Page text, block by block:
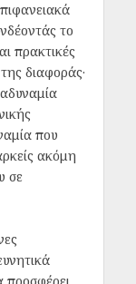
το
πρακτικές
διαφοράς·
που
ακόμη
σε